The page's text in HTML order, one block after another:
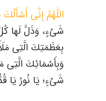
اللّٰهُمَّ إِنِّى
شَىْءٍ، وَذَلَّ لَها
بِعَظَمَتِكَ الَّتِى
وَبِأَسْمَائِكَ
شَىْءٍ؛ يَا نُورُ يَا